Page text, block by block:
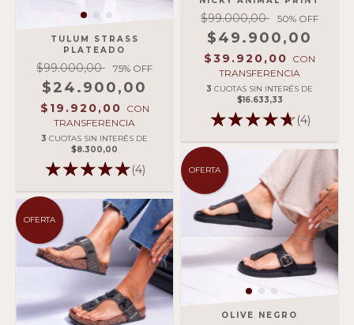
TULUM STRASS
PLATEADO
$99.000,00 75% OFF
$24.900,00
$19.920,00 CON
TRANSFERENCIA
3 CUOTAS SIN INTERÉS DE
$8.300,00
(4)
$99.000,00 50% OFF
$49.900,00
$39.920,00 CON
TRANSFERENCIA
3 CUOTAS SIN INTERÉS DE
$16.633,33
(4)
OFERTA
OFERTA
OLIVE NEGRO